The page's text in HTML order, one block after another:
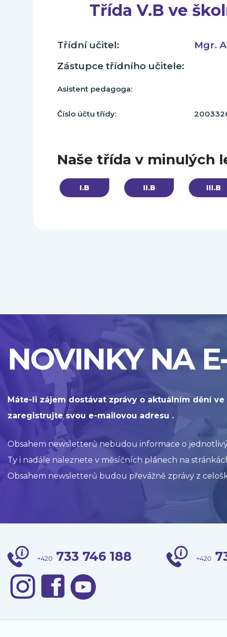
Třída V.B ve
Třídní učitel:
Mgr.
Zástupce třídního učitele:
Asistent pedagoga:
Číslo účtu třídy:
Naše třída v minulých
I.B II.B III.B
NOVINKY NA
Máte-li zájem dostávat zprávy o aktuálním dění
zaregistrujte svou e-mailovou adresu .
Obsahem newsletterů nebudou informace o
Ty i nadále naleznete v měsíčních plánech na
Obsahem newsletterů budou převážně zprávy z
+420 733 746 188 +420